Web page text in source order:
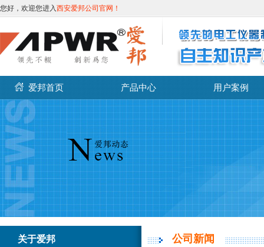
您好，欢迎您进入西安爱邦公司官网！
爱邦首页 产品中心 用户案例
关于爱邦 公司新闻